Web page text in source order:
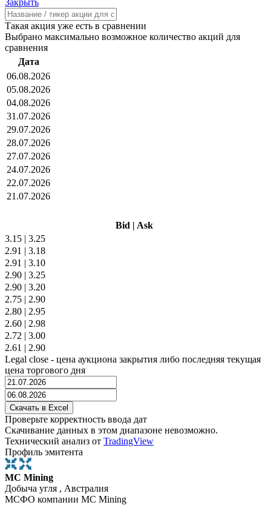
Такая акция уже есть в сравнении
Выбрано максимально возможное количество акций для
сравнения
Дата
06.08.2026
05.08.2026
04.08.2026
31.07.2026
29.07.2026
28.07.2026
27.07.2026
24.07.2026
22.07.2026
21.07.2026
Bid | Ask
3.15 | 3.25
2.91 | 3.18
2.91 | 3.10
2.90 | 3.25
2.90 | 3.20
2.75 | 2.90
2.80 | 2.95
2.60 | 2.98
2.72 | 3.00
2.61 | 2.90
Legal close - цена аукциона закрытия либо последняя текущая
цена торгового дня
Проверьте корректность ввода дат
Скачивание данных в этом диапазоне невозможно.
Технический анализ от TradingView
Профиль эмитента
MC Mining
Добыча угля , Австралия
МСФО компании MC Mining